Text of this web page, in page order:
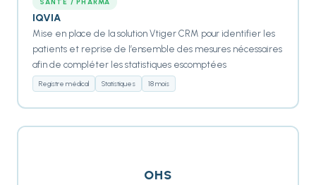
IQVIA
Mise en place de la solution Vtiger CRM pour identifier les
patients et reprise de l’ensemble des mesures nécessaires
afin de compléter les statistiques escomptées
Registre médical Statistiques 18 mois
OHS